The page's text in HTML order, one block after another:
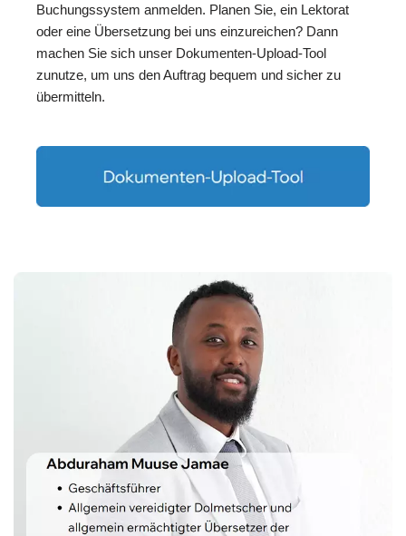
Buchungssystem anmelden. Planen Sie, ein Lektorat
oder eine Übersetzung bei uns einzureichen? Dann
machen Sie sich unser Dokumenten-Upload-Tool
zunutze, um uns den Auftrag bequem und sicher zu
übermitteln.